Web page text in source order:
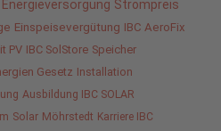
Energieversorgung Strompreis
Einspeisevergütung IBC AeroFix
PV IBC SolStore Speicher
Gesetz Installation
Ausbildung IBC SOLAR
Solar Möhrstedt Karriere IBC